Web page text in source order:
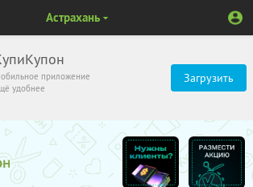
приложение
удобнее
Загрузить
Астрахань